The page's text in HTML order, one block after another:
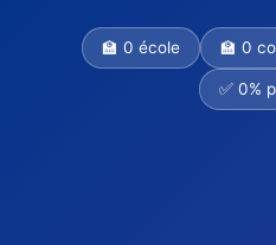
🏫 0 école 🏫 0
✅ 0%